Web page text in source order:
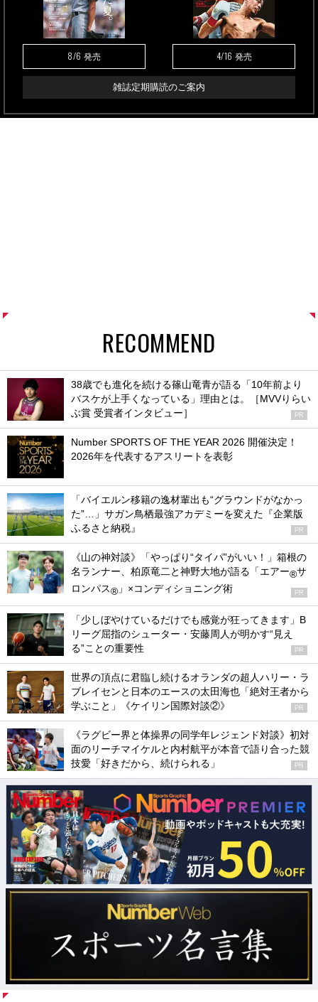
8/6 発売 4/16 発売
雑誌定期購読のご案内
RECOMMEND
38歳でも進化を続ける篠山竜青が語る「10年前より
バスケが上手くなっている」理由とは。［MVVりらい
ぶ賞 受賞者インタビュー］
PR
Number SPORTS OF THE YEAR 2026 開催決定！
2026年を代表するアスリートを表彰
「バイエルン移籍の逸材輩出も“グラウンドがなかっ
た”…」サガン鳥栖最強アカデミーを変えた『企業版
ふるさと納税』
PR
《山の神対談》「やっぱり“タイパ”がいい！」箱根の
名ランナー、柏原竜二と神野大地が語る「エアー®サ
ロンパス® 」×コンディショニング術 PR
「少しぼやけているだけでも感覚が狂ってきます」B
リーグ屈指のシューター・安藤周人が明かす“見え
る”ことの重要性
PR
世界の頂点に君臨し続けるオランダの超人ハリー・ラ
ブレイセンと日本のエースの太田海也「絶対王者から
学ぶこと」《ケイリン国際対談②》
PR
《ラグビー界と体操界の同学年レジェンド対談》初対
面のリーチマイケルと内村航平が本音で語り合った競
技愛「好きだから、続けられる」
PR